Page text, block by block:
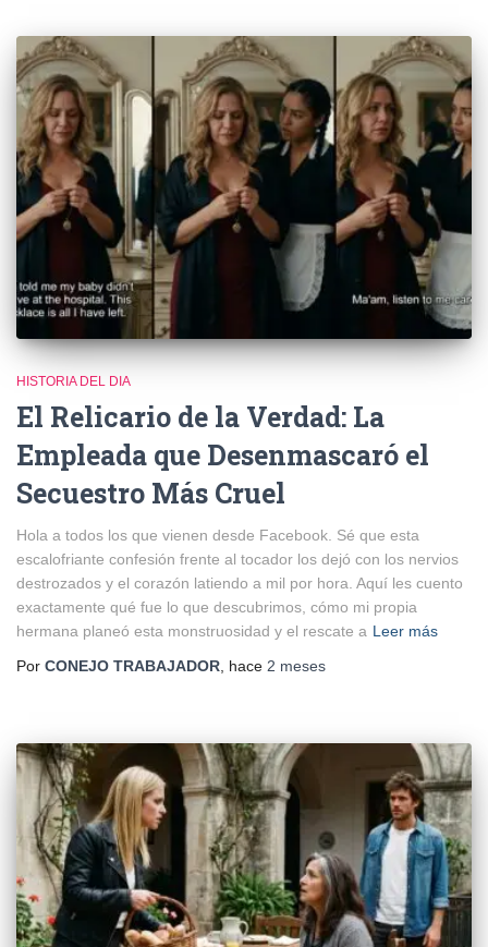
HISTORIA DEL DIA
El Relicario de la Verdad: La
Empleada que Desenmascaró el
Secuestro Más Cruel
Hola a todos los que vienen desde Facebook. Sé que esta
escalofriante confesión frente al tocador los dejó con los nervios
destrozados y el corazón latiendo a mil por hora. Aquí les cuento
exactamente qué fue lo que descubrimos, cómo mi propia
hermana planeó esta monstruosidad y el rescate a Leer más
Por CONEJO TRABAJADOR, hace 2 meses